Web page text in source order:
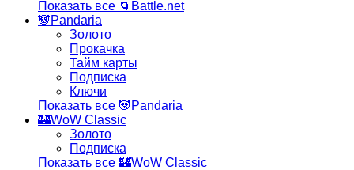
Показать все 🌀Battle.net
🐼Pandaria
Золото
Прокачка
Тайм карты
Подписка
Ключи
Показать все 🐼Pandaria
🏰WoW Classic
Золото
Подписка
Показать все 🏰WoW Classic